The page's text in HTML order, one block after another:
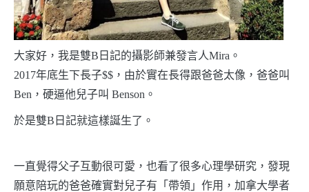
大家好，我是雙B日記的攝影師兼發言人Mira。
2017年底生下長子$$，由於實在長得跟爸爸太像，爸爸叫
Ben，硬逼他兒子叫 Benson。
於是雙B日記就這樣誕生了。
一直覺得父子互動很可愛，也看了很多心理學研究，發現
願意陪玩的爸爸確實對兒子有「帶領」作用，加拿大學者